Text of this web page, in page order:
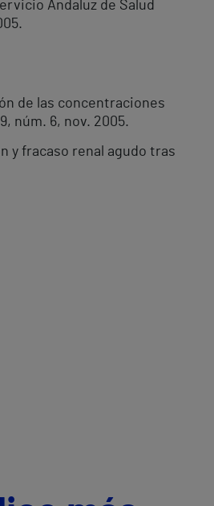
Andaluz de Salud
de las concentraciones
núm. 6, nov. 2005.
y fracaso renal agudo tras